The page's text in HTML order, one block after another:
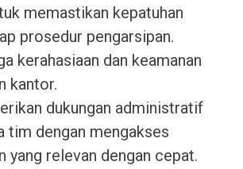
memastikan kepatuhan
prosedur pengarsipan.
kerahasiaan dan keamanan
kantor.
dukungan administratif
tim dengan mengakses
yang relevan dengan cepat.